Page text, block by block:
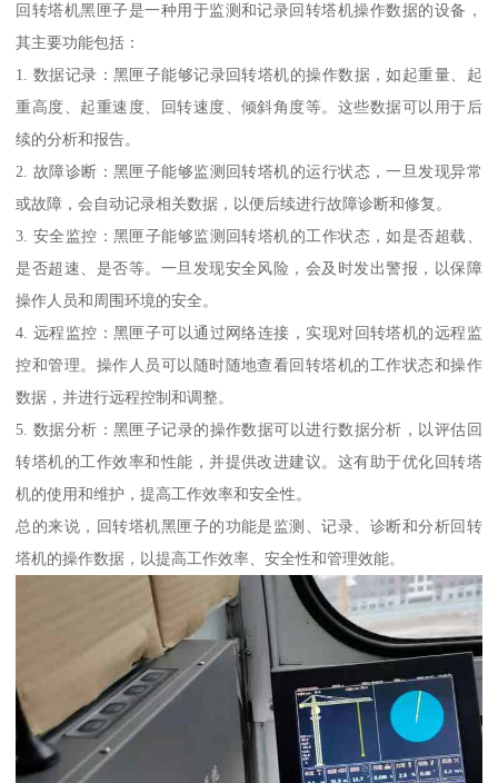
回转塔机黑匣子是一种用于监测和记录回转塔机操作数据的设备，
其主要功能包括：
1. 数据记录：黑匣子能够记录回转塔机的操作数据，如起重量、起
重高度、起重速度、回转速度、倾斜角度等。这些数据可以用于后
续的分析和报告。
2. 故障诊断：黑匣子能够监测回转塔机的运行状态，一旦发现异常
或故障，会自动记录相关数据，以便后续进行故障诊断和修复。
3. 安全监控：黑匣子能够监测回转塔机的工作状态，如是否超载、
是否超速、是否等。一旦发现安全风险，会及时发出警报，以保障
操作人员和周围环境的安全。
4. 远程监控：黑匣子可以通过网络连接，实现对回转塔机的远程监
控和管理。操作人员可以随时随地查看回转塔机的工作状态和操作
数据，并进行远程控制和调整。
5. 数据分析：黑匣子记录的操作数据可以进行数据分析，以评估回
转塔机的工作效率和性能，并提供改进建议。这有助于优化回转塔
机的使用和维护，提高工作效率和安全性。
总的来说，回转塔机黑匣子的功能是监测、记录、诊断和分析回转
塔机的操作数据，以提高工作效率、安全性和管理效能。